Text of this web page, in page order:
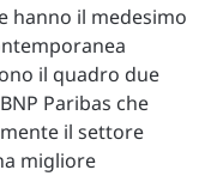
hanno il medesimo
il quadro due
Paribas che
il settore
migliore